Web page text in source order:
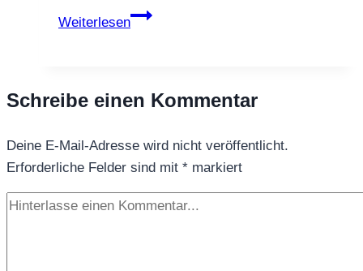
Weiterlesen
Früchtetee
beerig,
&
zart
verführerisch
Schreibe einen Kommentar
Deine E-Mail-Adresse wird nicht veröffentlicht.
Erforderliche Felder sind mit * markiert